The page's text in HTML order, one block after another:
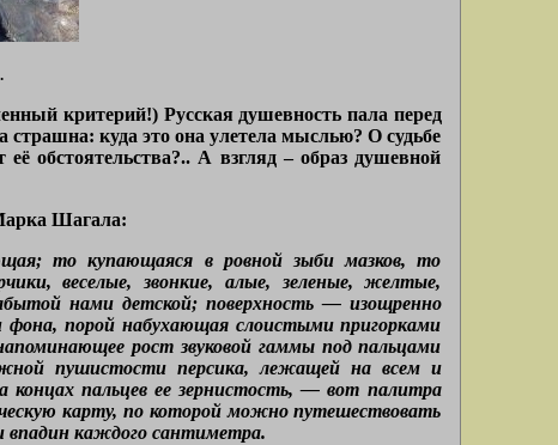
критерий!) Русская душевность пала перед
куда это она улетела мыслью? О судьбе
обстоятельства?.. А взгляд – образ душевной
Шагала:
то купающаяся в ровной зыби мазков, то
веселые, звонкие, алые, зеленые, желтые,
нами детской; поверхность — изощренно
порой набухающая слоистыми пригорками
рост звуковой гаммы под пальцами
пушистости персика, лежащей на всем и
пальцев ее зернистость, — вот палитра
карту, по которой можно путешествовать
впадин каждого сантиметра.